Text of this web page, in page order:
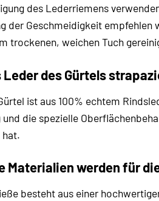
des Lederriemens
der Geschmeidigkeit
trockenen, weichen Tuch
Leder des Gürtels
ist aus 100% echtem
und die spezielle
hat.
Materialien werden für
besteht aus einer